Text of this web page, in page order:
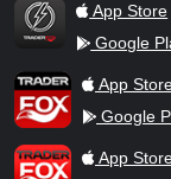
TraderFox Flash
App Store
Google
TraderFox App
App
Google
TraderFox Pro
App